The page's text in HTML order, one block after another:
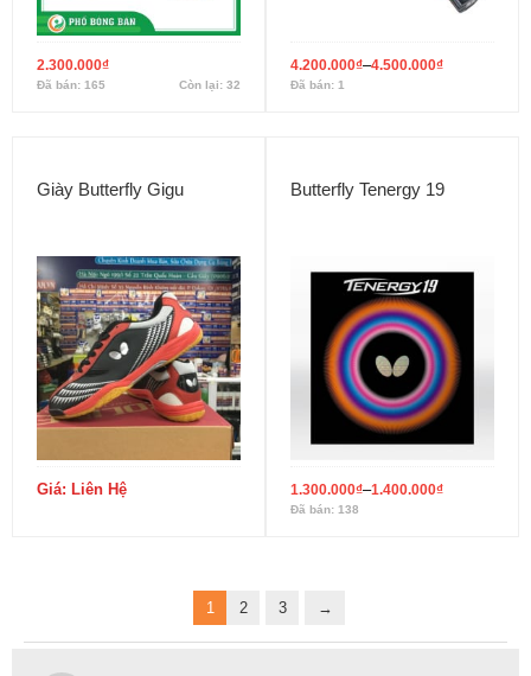
2.300.000₫
Còn lại: 32
Đã bán: 165
4.200.000₫–4.500.000₫
Đã bán: 1
Giày Butterfly Gigu
Giá: Liên Hệ
Butterfly Tenergy 19
1.300.000₫–1.400.000₫
Đã bán: 138
1 2 3 →